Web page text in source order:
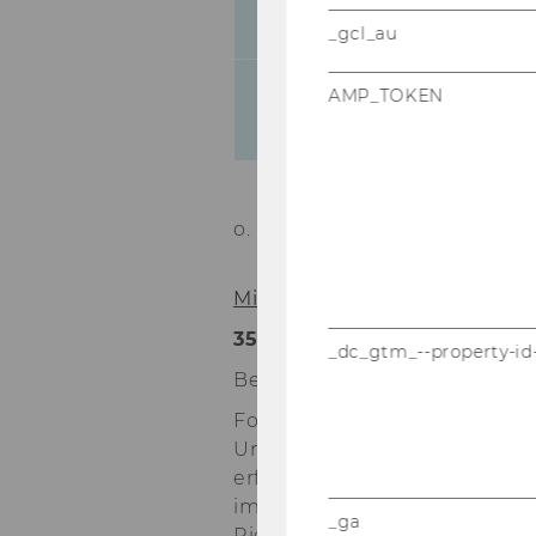
Good-Practice-
o. Univ.Prof. Dr. Chris­toph
Mitteilungsblatt vom 18.
353)
Bevollmächtigungen
Folgende Projektleiterinnen/
Universitätsgesetz 2002
erforderlichen
im Rahmen der Einnahmen
_gcl_au
AMP_TOKEN
_dc_gtm_--property-
_ga